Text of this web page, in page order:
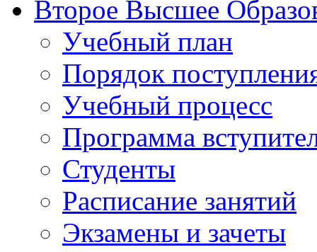
Второе Высшее
Учебный план
Порядок
Учебный процесс
Программа
Студенты
Расписание занятий
Экзамены и зачеты